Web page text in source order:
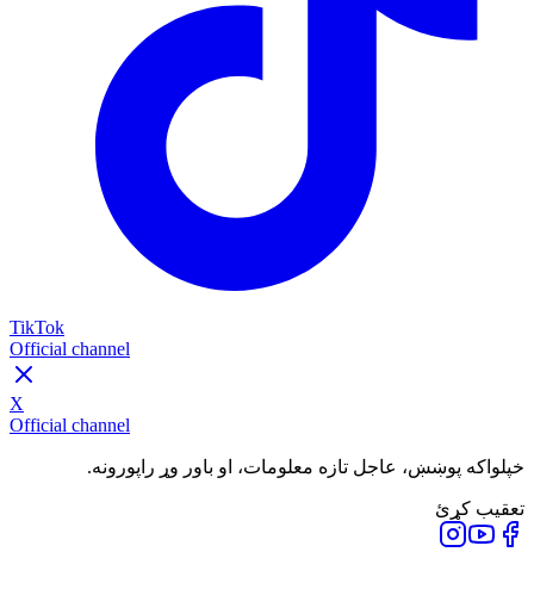
TikTok
Official channel
X
Official channel
خپلواکه پوښښ، عاجل تازه معلومات، او باور وړ راپورونه.
تعقیب کړئ